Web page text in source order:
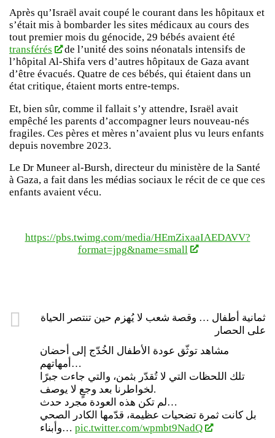
Après qu’Israël avait coupé le courant dans les hôpitaux et
s’était mis à bombarder les sites médicaux au cours des
tout premier mois du génocide, 29 bébés avaient été
transférés
de l’unité des soins néonatals intensifs de
l’hôpital Al-Shifa vers d’autres hôpitaux de Gaza avant
d’être évacués. Quatre de ces bébés, qui étaient dans un
état critique, étaient morts entre-temps.
Et, bien sûr, comme il fallait s’y attendre, Israël avait
empêché les parents d’accompagner leurs nouveau-nés
fragiles. Ces pères et mères n’avaient plus vu leurs enfants
depuis novembre 2023.
Le Dr Muneer al-Bursh, directeur du ministère de la Santé
à Gaza, a fait dans les médias sociaux le récit de ce que ces
enfants avaient vécu.
https://pbs.twimg.com/media/HEmZixaaIAEDAVV?
format=jpg&name=small
ثمانية أطفال … وقصة شعب لا يُهزم حين تنتصر الحياة
على الحصار
مشاهد توثّق عودة الأطفال الخُدّج إلى أحضان
أمهاتهم…
تلك اللحظات التي لا تُقدّر بثمن، والتي جاءت جبرًا
لخواطرنا بعد وجعٍ لا يوصف.
لم تكن هذه العودة مجرد حدث…
بل كانت ثمرة تضحيات عظيمة، قدّمها الكادر الصحي
وأبناء… pic.twitter.com/wpmbt9NadQ